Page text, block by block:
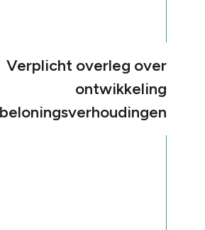
overleg over
ontwikkeling
beloningsverhoudingen